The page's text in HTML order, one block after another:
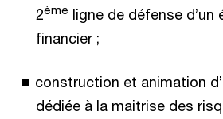
2ème ligne de défense d’un
financier ;
construction et animation
dédiée à la maitrise des